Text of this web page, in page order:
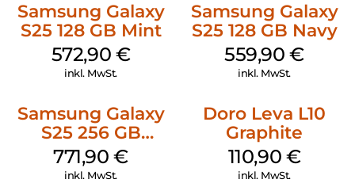
Samsung Galaxy
S25 128 GB Mint
572,90 €
inkl. MwSt.
Samsung Galaxy
S25 128 GB Navy
559,90€
inkl. MwSt.
Samsung Galaxy
S25 256 GB
Icyblue
771,90€
inkl. MwSt.
Doro Leva L10
Graphite
110,90 €
inkl. MwSt.